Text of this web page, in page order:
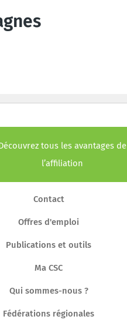
tous les avantages de
l’affiliation
Contact
Offres d'emploi
Publications et outils
Ma CSC
Qui sommes-nous ?
Fédérations régionales